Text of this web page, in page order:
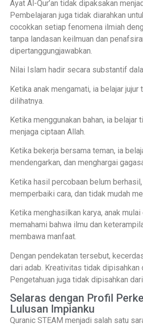
Ayat Al-Qur’an tidak dipaksakan
Pembelajaran juga tidak diarahkan
cocokkan setiap fenomena ilmiah
tanpa landasan keilmuan dan
dipertanggungjawabkan.
Nilai Islam hadir secara substantif
Ketika anak mengamati, ia belajar jujur
dilihatnya.
Ketika menggunakan bahan, ia belajar
menjaga ciptaan Allah.
Ketika bekerja bersama teman, ia
mendengarkan, dan menghargai
Ketika hasil percobaan belum
memperbaiki cara, dan tidak mudah
Ketika menghasilkan karya, anak
memahami bahwa ilmu dan
membawa manfaat.
Dengan pendekatan tersebut,
dari adab. Kreativitas tidak dipisahkan
Pengetahuan juga tidak dipisahkan dari
Selaras dengan Profil
Lulusan Impianku
Quranic STEAM menjadi salah satu